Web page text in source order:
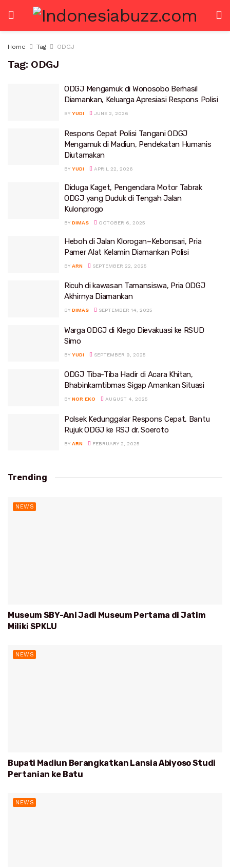
Home Tag ODGJ
Tag: ODGJ
ODGJ Mengamuk di Wonosobo Berhasil
Diamankan, Keluarga Apresiasi Respons Polisi
BY YUDI JUNE 2, 2026
Respons Cepat Polisi Tangani ODGJ
Mengamuk di Madiun, Pendekatan Humanis
Diutamakan
BY YUDI APRIL 22, 2026
Diduga Kaget, Pengendara Motor Tabrak
ODGJ yang Duduk di Tengah Jalan
Kulonprogo
BY DIMAS OCTOBER 6, 2025
Heboh di Jalan Klorogan–Kebonsari, Pria
Pamer Alat Kelamin Diamankan Polisi
BY ARN SEPTEMBER 22, 2025
Ricuh di kawasan Tamansiswa, Pria ODGJ
Akhirnya Diamankan
BY DIMAS SEPTEMBER 14, 2025
Warga ODGJ di Klego Dievakuasi ke RSUD
Simo
BY YUDI SEPTEMBER 9, 2025
ODGJ Tiba-Tiba Hadir di Acara Khitan,
Bhabinkamtibmas Sigap Amankan Situasi
BY NOR EKO AUGUST 4, 2025
Polsek Kedunggalar Respons Cepat, Bantu
Rujuk ODGJ ke RSJ dr. Soeroto
BY ARN FEBRUARY 2, 2025
Trending
NEWS
Museum SBY-Ani Jadi Museum Pertama di Jatim
Miliki SPKLU
NEWS
Bupati Madiun Berangkatkan Lansia Abiyoso Studi
Pertanian ke Batu
NEWS